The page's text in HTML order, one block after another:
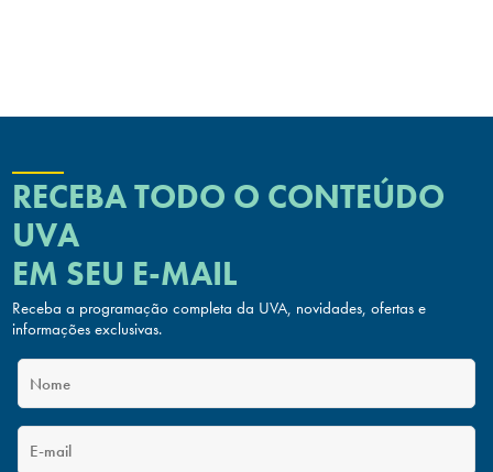
RECEBA TODO O CONTEÚDO
UVA
EM SEU E-MAIL
Receba a programação completa da UVA, novidades, ofertas e
informações exclusivas.